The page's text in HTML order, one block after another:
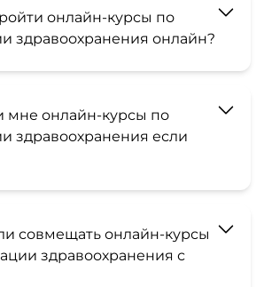
онлайн-курсы по
здравоохранения онлайн?
мне онлайн-курсы по
здравоохранения если
совмещать онлайн-курсы
здравоохранения с